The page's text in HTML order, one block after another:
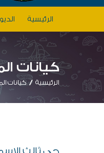
الرئيسية
كيانات
الرئيسية كيانات
حي ثالث